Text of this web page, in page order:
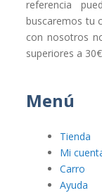
referencia
buscaremos tu
con nosotros
superiores a
Menú
Tienda
Mi
Carro
Ayuda